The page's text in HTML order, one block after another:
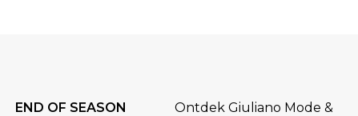
END OF SEASON
Ontdek Giuliano Mode &